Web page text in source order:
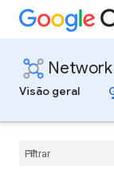
Visão geral